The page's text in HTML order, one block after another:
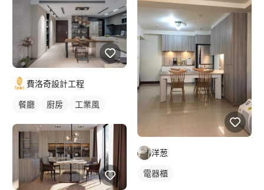
費洛奇設計工程
餐廳 廚房 工業風
洋葱
電器櫃